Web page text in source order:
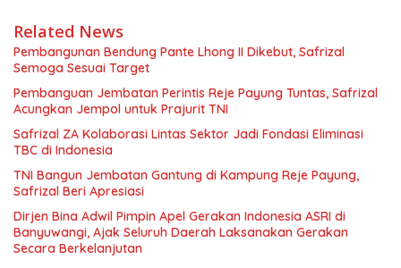
Related News
Pembangunan Bendung Pante Lhong II Dikebut, Safrizal
Semoga Sesuai Target
Pembanguan Jembatan Perintis Reje Payung Tuntas, Safrizal
Acungkan Jempol untuk Prajurit TNI
Safrizal ZA Kolaborasi Lintas Sektor Jadi Fondasi Eliminasi
TBC di Indonesia
TNI Bangun Jembatan Gantung di Kampung Reje Payung,
Safrizal Beri Apresiasi
Dirjen Bina Adwil Pimpin Apel Gerakan Indonesia ASRI di
Banyuwangi, Ajak Seluruh Daerah Laksanakan Gerakan
Secara Berkelanjutan